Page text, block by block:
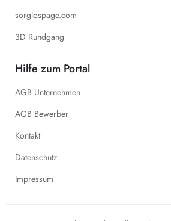
sorglospage.com
3D Rundgang
Hilfe zum Portal
AGB Unternehmen
AGB Bewerber
Kontakt
Datenschutz
Impressum